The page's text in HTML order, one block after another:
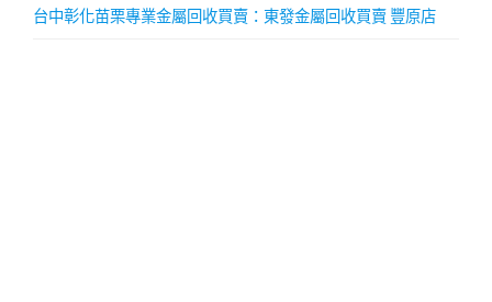
台中彰化苗栗專業金屬回收買賣：東發金屬回收買賣 豐原店